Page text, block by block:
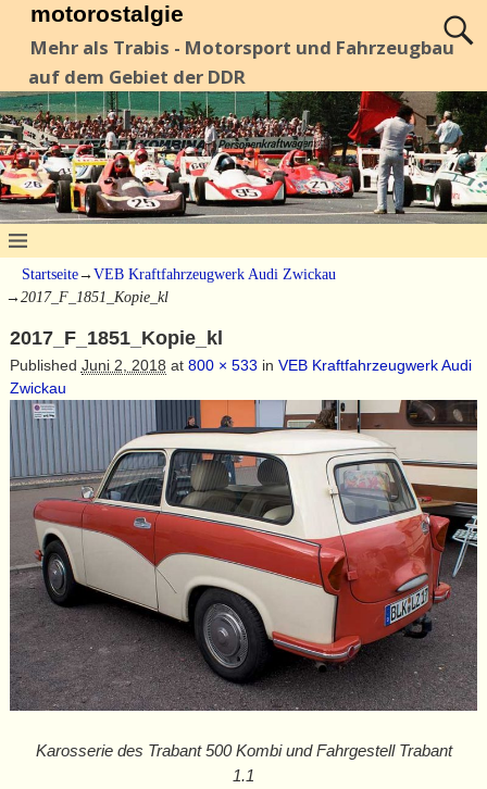
motorostalgie
Mehr als Trabis - Motorsport und Fahrzeugbau
auf dem Gebiet der DDR
Startseite→ VEB Kraftfahrzeugwerk Audi Zwickau
→ 2017_F_1851_Kopie_kl
2017_F_1851_Kopie_kl
Published Juni 2, 2018 at 800 × 533 in VEB Kraftfahrzeugwerk Audi
Zwickau
Karosserie des Trabant 500 Kombi und Fahrgestell Trabant
1.1